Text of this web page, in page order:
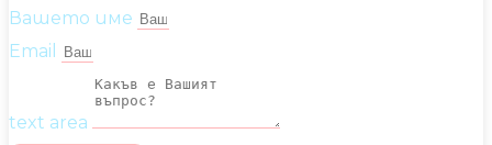
Вашето име
Email
text area